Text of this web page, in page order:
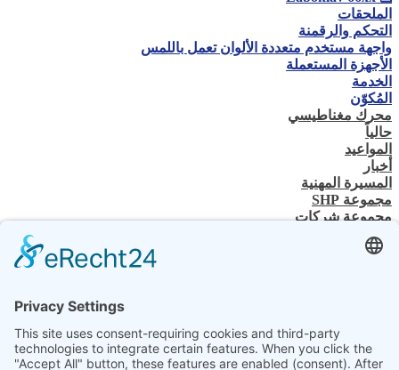
الملحقات
التحكم والرقمنة
واجهة مستخدم متعددة الألوان تعمل باللمس
الأجهزة المستعملة
الخدمة
المُكوّن
محرك مغناطيسي
حالياً
المواعيد
أخبار
المسيرة المهنية
مجموعة SHP
مجموعة شركات
جهة الاتصال
اتصل بنا
اختر لغتك